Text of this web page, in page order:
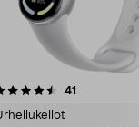
41
4.5 viidestä